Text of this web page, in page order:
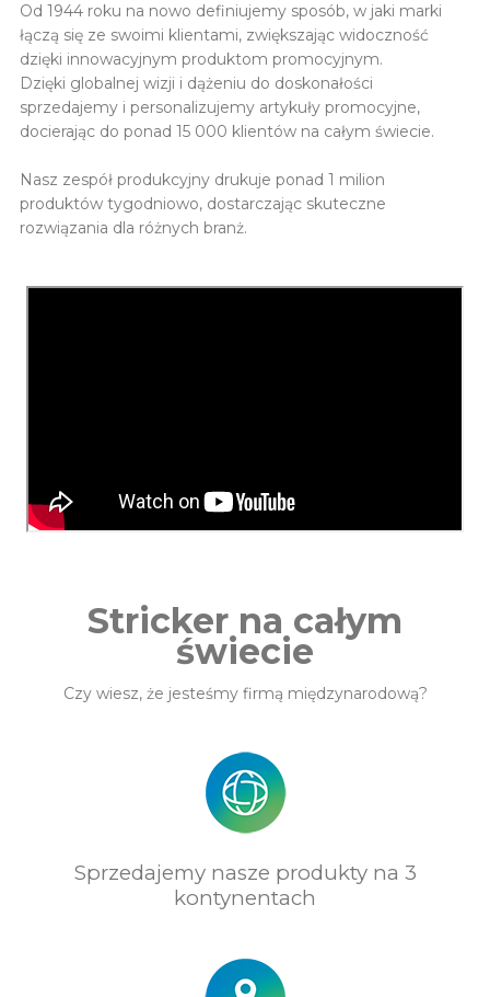
Od 1944 roku na nowo definiujemy sposób, w jaki marki
łączą się ze swoimi klientami, zwiększając widoczność
dzięki innowacyjnym produktom promocyjnym.
Dzięki globalnej wizji i dążeniu do doskonałości
sprzedajemy i personalizujemy artykuły promocyjne,
docierając do ponad 15 000 klientów na całym świecie.
Nasz zespół produkcyjny drukuje ponad 1 milion
produktów tygodniowo, dostarczając skuteczne
rozwiązania dla różnych branż.
Stricker na całym
świecie
Czy wiesz, że jesteśmy firmą międzynarodową?
Sprzedajemy nasze produkty na 3
kontynentach